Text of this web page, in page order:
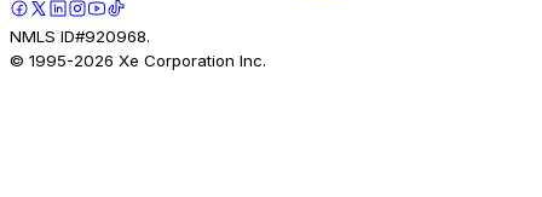
NMLS ID#920968.
© 1995-2026 Xe Corporation Inc.